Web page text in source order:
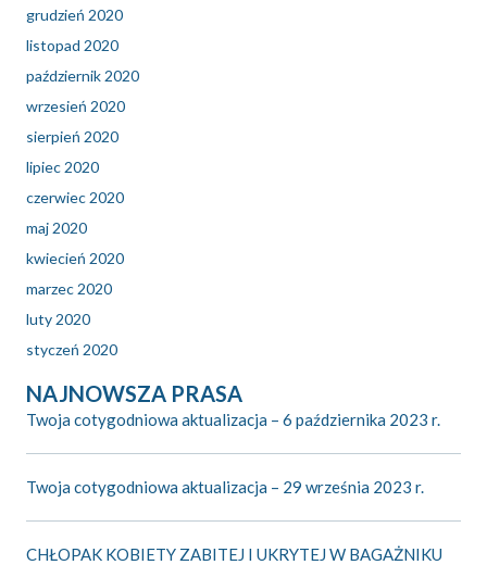
grudzień 2020
listopad 2020
październik 2020
wrzesień 2020
sierpień 2020
lipiec 2020
czerwiec 2020
maj 2020
kwiecień 2020
marzec 2020
luty 2020
styczeń 2020
NAJNOWSZA PRASA
Twoja cotygodniowa aktualizacja – 6 października 2023 r.
Twoja cotygodniowa aktualizacja – 29 września 2023 r.
CHŁOPAK KOBIETY ZABITEJ I UKRYTEJ W BAGAŻNIKU